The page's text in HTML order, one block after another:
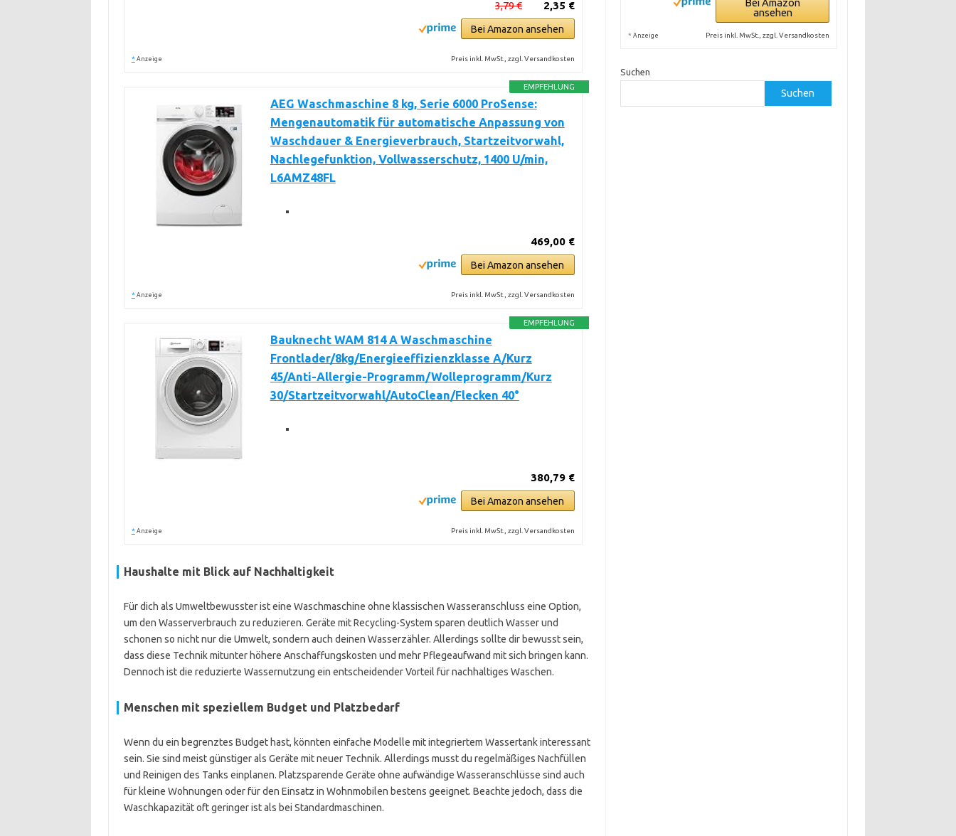
2,35 €
3,79 €
Bei Amazon ansehen
* Anzeige Preis inkl. MwSt., zzgl. Versandkosten
EMPFEHLUNG
AEG Waschmaschine 8 kg, Serie 6000 ProSense:
Mengenautomatik für automatische Anpassung von
Waschdauer & Energieverbrauch, Startzeitvorwahl,
Nachlegefunktion, Vollwasserschutz, 1400 U/min,
L6AMZ48FL
469,00 €
Bei Amazon ansehen
* Anzeige Preis inkl. MwSt., zzgl. Versandkosten
EMPFEHLUNG
Bauknecht WAM 814 A Waschmaschine
Frontlader/8kg/Energieeffizienzklasse A/Kurz
45/Anti-Allergie-Programm/Wolleprogramm/Kurz
30/Startzeitvorwahl/AutoClean/Flecken 40°
380,79 €
Bei Amazon ansehen
* Anzeige Preis inkl. MwSt., zzgl. Versandkosten
Haushalte mit Blick auf Nachhaltigkeit
Für dich als Umweltbewusster ist eine Waschmaschine ohne klassischen Wasseranschluss eine Option,
um den Wasserverbrauch zu reduzieren. Geräte mit Recycling-System sparen deutlich Wasser und
schonen so nicht nur die Umwelt, sondern auch deinen Wasserzähler. Allerdings sollte dir bewusst sein,
dass diese Technik mitunter höhere Anschaffungskosten und mehr Pflegeaufwand mit sich bringen kann.
Dennoch ist die reduzierte Wassernutzung ein entscheidender Vorteil für nachhaltiges Waschen.
Menschen mit speziellem Budget und Platzbedarf
Wenn du ein begrenztes Budget hast, könnten einfache Modelle mit integriertem Wassertank interessant
sein. Sie sind meist günstiger als Geräte mit neuer Technik. Allerdings musst du regelmäßiges Nachfüllen
und Reinigen des Tanks einplanen. Platzsparende Geräte ohne aufwändige Wasseranschlüsse sind auch
für kleine Wohnungen oder für den Einsatz in Wohnmobilen bestens geeignet. Beachte jedoch, dass die
Waschkapazität oft geringer ist als bei Standardmaschinen.
Bei Amazon
ansehen
* Anzeige Preis inkl. MwSt., zzgl. Versandkosten
Suchen
Suchen